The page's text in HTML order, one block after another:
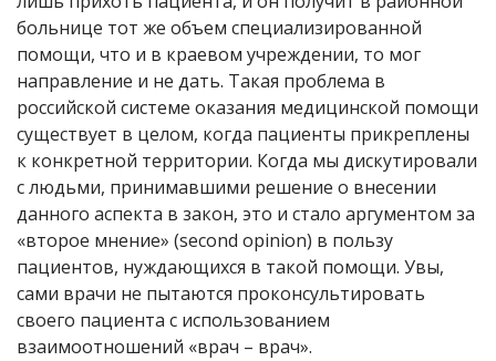
больнице тот же объем специализированной
помощи, что и в краевом учреждении, то мог
направление и не дать. Такая проблема в
российской системе оказания медицинской помощи
существует в целом, когда пациенты прикреплены
к конкретной территории. Когда мы дискутировали
с людьми, принимавшими решение о внесении
данного аспекта в закон, это и стало аргументом за
«второе мнение» (second opinion) в пользу
пациентов, нуждающихся в такой помощи. Увы,
сами врачи не пытаются проконсультировать
своего пациента с использованием
взаимоотношений «врач – врач».